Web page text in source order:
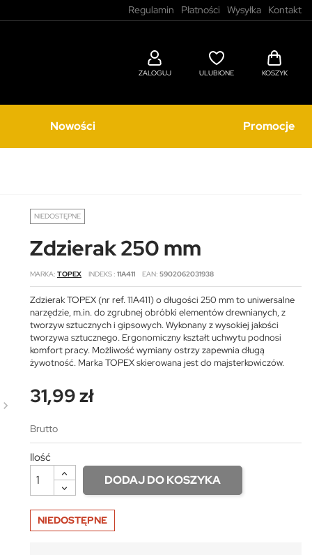
Regulamin Płatności Wysyłka Kontakt
ZALOGUJ ULUBIONE KOSZYK
Nowości Promocje
NIEDOSTĘPNE
Zdzierak 250 mm
MARKA TOPEX INDEKS 11A411 EAN 5902062031938
Zdzierak TOPEX (nr ref. 11A411) o długości 250 mm to uniwersalne
narzędzie, m.in. do zgrubnej obróbki elementów drewnianych, z
tworzyw sztucznych i gipsowych. Wykonany z wysokiej jakości
tworzywa sztucznego. Ergonomiczny kształt uchwytu podnosi
komfort pracy. Możliwość wymiany ostrzy zapewnia długą
żywotność. Marka TOPEX skierowana jest do majsterkowiczów.
31,99 zł
Brutto
Ilość
DODAJ DO KOSZYKA
NIEDOSTĘPNE